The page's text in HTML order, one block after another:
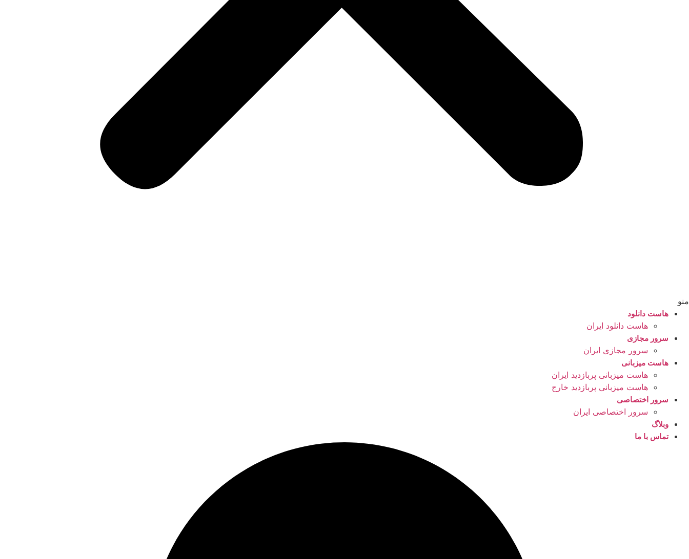
منو
هاست دانلود
هاست دانلود ایران
سرور مجازی
سرور مجازی ایران
هاست میزبانی
هاست میزبانی پربازدید ایران
هاست میزبانی پربازدید خارج
سرور اختصاصی
سرور اختصاصی ایران
وبلاگ
تماس با ما